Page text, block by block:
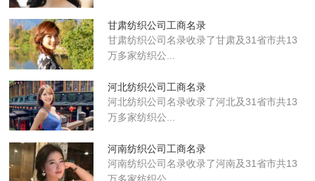
甘肃纺织公司工商名录
甘肃纺织公司名录收录了甘肃及31省市共13
万多家纺织公...
河北纺织公司工商名录
河北纺织公司名录收录了河北及31省市共13
万多家纺织公...
河南纺织公司工商名录
河南纺织公司名录收录了河南及31省市共13